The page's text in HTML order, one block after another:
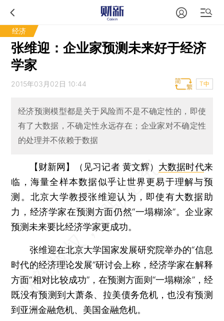
经济
张维迎：企业家预测未来好于经济
学家
2015年03月02日 10:44 T中
经济预测模型都是关于风险而不是不确定性的，即使
有了大数据，不确定性永远存在；企业家对不确定性
的处理并不依赖于数据
【财新网】（见习记者 黄文辉） 大数据时代来
临，海量全样本数据似乎让世界更易于理解与预
测。北京大学教授张维迎认为，即使有大数据助
力，经济学家在预测方面仍然“一塌糊涂”。企业家
预测未来要比经济学家更成功。
张维迎在北京大学国家发展研究院举办的“信息
时代的经济理论发展”研讨会上称，经济学家在解释
方面“相对比较成功”，在预测方面则“一塌糊涂”，经
既没有预测到大萧条、拉美债务危机，也没有预测
到亚洲金融危机、美国金融危机。